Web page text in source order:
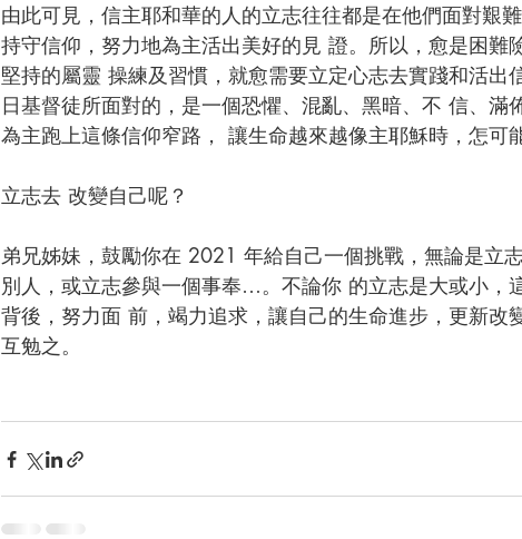
由此可見，信主耶和華的人的立志往往都是在他們面對艱
持守信仰，努力地為主活出美好的見 證。所以，愈是困難
堅持的屬靈 操練及習慣，就愈需要立定心志去實踐和活出
日基督徒所面對的，是一個恐懼、混亂、黑暗、不 信、滿
為主跑上這條信仰窄路， 讓生命越來越像主耶穌時，怎可
立志去 改變自己呢？
弟兄姊妹，鼓勵你在 2021 年給自己一個挑戰，無論是立
別人，或立志參與一個事奉…。不論你 的立志是大或小，
背後，努力面 前，竭力追求，讓自己的生命進步，更新改
互勉之。